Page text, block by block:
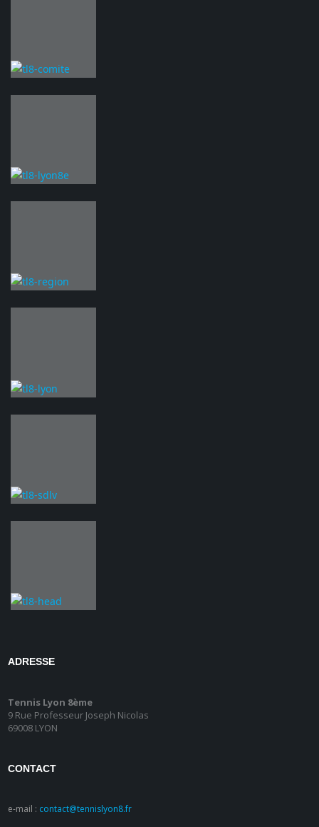
ADRESSE
Tennis Lyon 8ème
9 Rue Professeur Joseph Nicolas
69008 LYON
CONTACT
e-mail : contact@tennislyon8.fr